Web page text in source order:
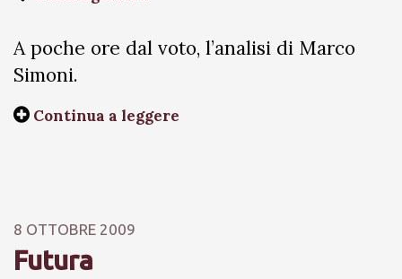
A poche ore dal voto, l’analisi di Marco
Simoni.
Continua a leggere
8 OTTOBRE 2009
Futura